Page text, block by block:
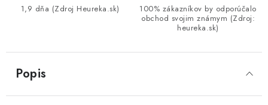
1,9 dňa (Zdroj Heureka.sk)
100% zákazníkov by odporúčalo
obchod svojim známym (Zdroj:
heureka.sk)
Popis